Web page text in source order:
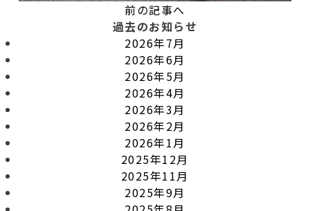
前の記事へ
過去のお知らせ
2026年7月
2026年6月
2026年5月
2026年4月
2026年3月
2026年2月
2026年1月
2025年12月
2025年11月
2025年9月